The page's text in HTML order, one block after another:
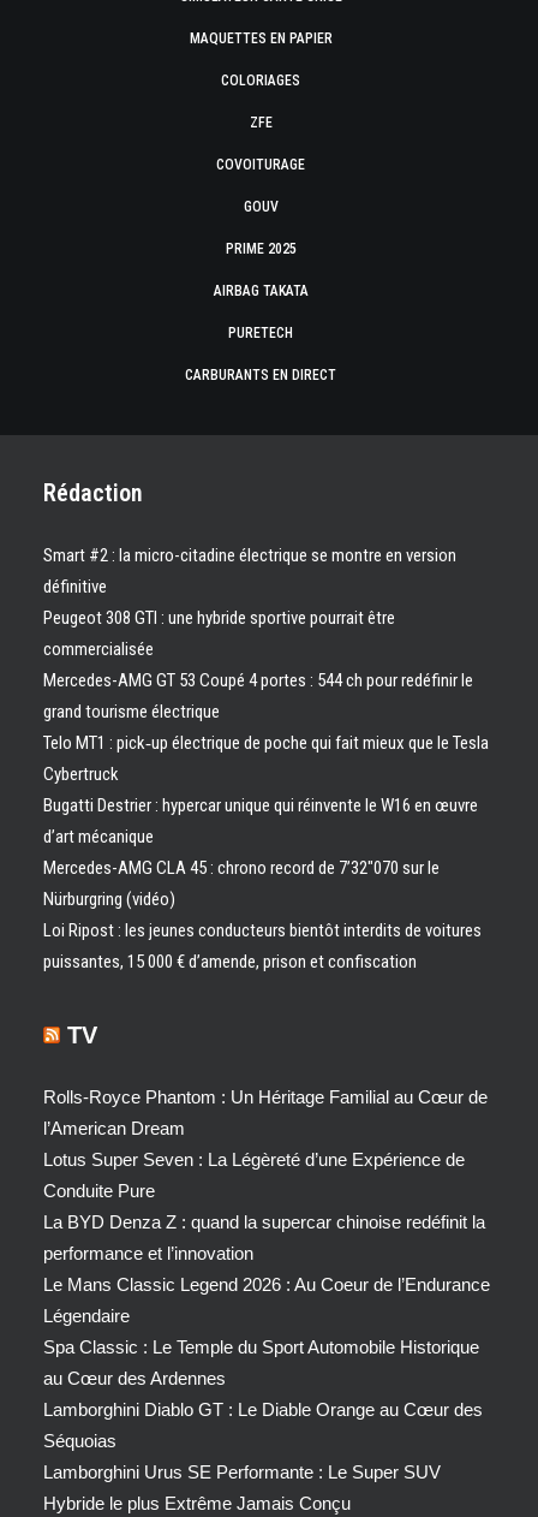
MAQUETTES EN PAPIER
COLORIAGES
ZFE
COVOITURAGE
GOUV
PRIME 2025
AIRBAG TAKATA
PURETECH
CARBURANTS EN DIRECT
Rédaction
Smart #2 : la micro-citadine électrique se montre en version
définitive
Peugeot 308 GTI : une hybride sportive pourrait être
commercialisée
Mercedes-AMG GT 53 Coupé 4 portes : 544 ch pour redéfinir le
grand tourisme électrique
Telo MT1 : pick‑up électrique de poche qui fait mieux que le Tesla
Cybertruck
Bugatti Destrier : hypercar unique qui réinvente le W16 en œuvre
d’art mécanique
Mercedes-AMG CLA 45 : chrono record de 7’32″070 sur le
Nürburgring (vidéo)
Loi Ripost : les jeunes conducteurs bientôt interdits de voitures
puissantes, 15 000 € d’amende, prison et confiscation
TV
Rolls-Royce Phantom : Un Héritage Familial au Cœur de
l’American Dream
Lotus Super Seven : La Légèreté d’une Expérience de
Conduite Pure
La BYD Denza Z : quand la supercar chinoise redéfinit la
performance et l’innovation
Le Mans Classic Legend 2026 : Au Coeur de l’Endurance
Légendaire
Spa Classic : Le Temple du Sport Automobile Historique
au Cœur des Ardennes
Lamborghini Diablo GT : Le Diable Orange au Cœur des
Séquoias
Lamborghini Urus SE Performante : Le Super SUV
Hybride le plus Extrême Jamais Conçu